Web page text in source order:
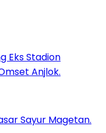
Eks Stadion
Anjlok.
Sayur Magetan.